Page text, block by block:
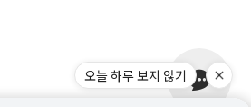
오늘 하루 보지 않기